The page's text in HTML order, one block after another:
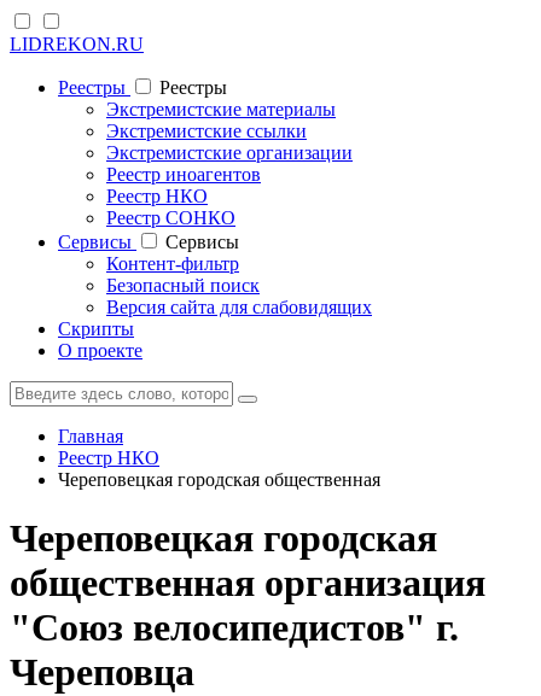
LIDREKON.RU
Реестры
Реестры
Экстремистские материалы
Экстремистские ссылки
Экстремистские организации
Реестр иноагентов
Реестр НКО
Реестр СОНКО
Cервисы
Cервисы
Контент-фильтр
Безопасный поиск
Версия сайта для слабовидящих
Скрипты
О проекте
Главная
Реестр НКО
Череповецкая городская общественная
Череповецкая городская
общественная организация
"Союз велосипедистов" г.
Череповца